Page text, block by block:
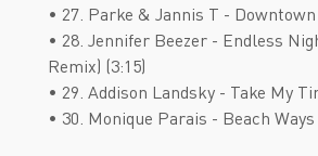
• 27. Parke & Jannis T - Downtown
• 28. Jennifer Beezer - Endless
Remix) (3:15)
• 29. Addison Landsky - Take My
• 30. Monique Parais - Beach Ways